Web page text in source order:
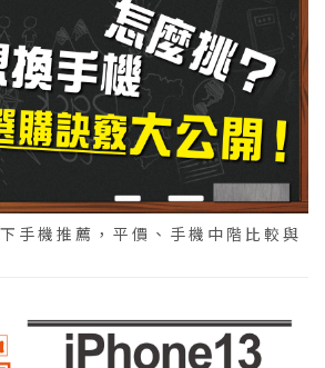
手機推薦，平價、手機中階比較與